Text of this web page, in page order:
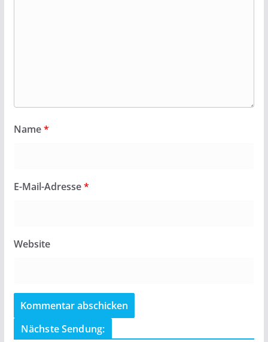
Name*
E-Mail-Adresse*
Website
Nächste Sendung: